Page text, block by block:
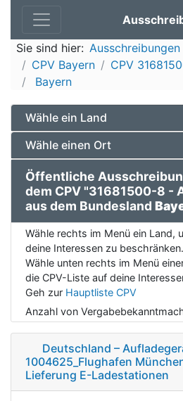
Sie sind hier: Ausschreibungen
CPV Bayern
CPV
Bayern
Wähle ein Land
Wähle einen Ort
Öffentliche
dem CPV "31681500-8 -
aus dem Bundesland
Wähle rechts im Menü ein Land,
deine Interessen zu beschränken.
Wähle unten rechts im Menü
die CPV-Liste auf deine
Geh zur Hauptliste CPV
Anzahl von
Deutschland –
1004625_Flughafen
Lieferung E-Ladestationen